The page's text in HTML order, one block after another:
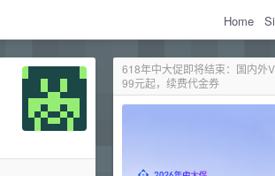
Home
618年中大促即将结束：国内外
99元起，续费代金券